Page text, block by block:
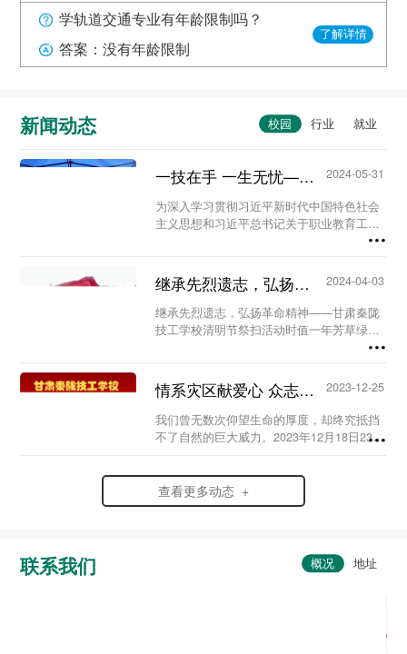
学轨道交通专业有年龄限制吗？
答案：没有年龄限制
了解详情
新闻动态
一技在手 一生无忧——甘肃秦陇技工学校职教活动周系列活动...
2024-05-31
为深入学习贯彻习近平新时代中国特色社会
主义思想和习近平总书记关于职业教育工作
的重要指示精神及全国职业教育大会精神，
人人享有技能的校园氛围。5月23日至29
日，我校...
继承先烈遗志，弘扬革命精神-甘肃秦陇技工学校清明节祭扫活动...
2024-04-03
继承先烈遗志，弘扬革命精神——甘肃秦陇
技工学校清明节祭扫活动时值一年芳草绿，
又是一年清明时。为缅怀革命先烈、铭记历
烈精神，在党支部及校团委的组织领导下，
我校于20...
情系灾区献爱心 众志成城渡难关...
2023-12-25
我们曾无数次仰望生命的厚度，却终究抵挡
不了自然的巨大威力。2023年12月18日23时
州积石山县，灾情范围波及到了甘肃、青海
两省。...
查看更多动态 +
联系我们